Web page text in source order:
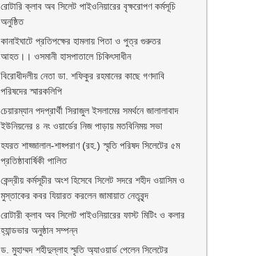
রোটারি ক্লাব অব সিলেট পাইওনিয়ারের বৃক্ষরোপণ কর্মসূচি
অনুষ্ঠিত
কানাইঘাটে প্রতিপক্ষের হামলায় পিতা ও পুত্র গুরুতর
আহত।। ওসমানী হাসপাতালে চিকিৎসাধীন
বিরোধীদলীয় নেতা ডা. শফিকুর রহমানের কাছে গণদাবি
পরিষদের স্মারকলিপি ‎
চেয়ারম্যান পদপ্রার্থী সিরাজুল ইসলামের সমর্থনে জালালাবাদ
ইউনিয়নের ৪ নং ওয়ার্ডের নিজ পাড়ায় মতবিনিময় সভা
হযরত শাহ্জালাল-শাহ্পরাণ (রহ.) স্মৃতি পরিষদ সিলেটের ৫ম
প্রতিষ্ঠাবার্ষিকী পালিত ‎​
কেন্দ্রীয় কর্মসূচীর অংশ হিসেবে সিলেট সদরে শহীদ ওয়াসিম ও
মুস্তাকের কবর যিয়ারত করলেন জামায়াত নেতৃবৃন্দ ‎
রোটারী ক্লাব অব সিলেট পাইওনিয়ারের ফাস্ট মিটিং ও কলার
হ্যান্ডভার অনুষ্ঠান সম্পন্ন
ড. মুহাম্মদ শহীদুল্লাহ স্মৃতি অ্যাওয়ার্ড পেলেন সিলেটের